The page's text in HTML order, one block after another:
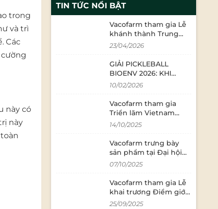
trong
và trì
Các
này có
này
TIN TỨC NỔI BẬT
Vacofarm tham gia Lễ
khánh thành Trung
tâm Đổi mới sáng tạo
2026
23/04/2026
GIẢI PICKLEBALL
BIOENV 2026: KHI
DOANH NGHIỆP VÀ
"QUYẾT CHIẾN" TRÊN
SÂN ĐẤU
10/02/2026
Vacofarm tham gia
Triển lãm Vietnam
FoodTech 2025 | Khẳng
trùng hạ thảo Việt
14/10/2025
Vacofarm trưng bày
sản phẩm tại Đại hội
MTTQ Việt Nam xã
Ninh (NK 2025-2030)
07/10/2025
Vacofarm tham gia Lễ
khai trương Điểm giới
thiệu và bán sản phẩm
25/09/2025